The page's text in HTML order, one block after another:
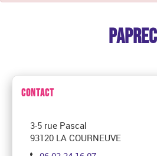
PAPREC
CONTACT
3-5 rue Pascal
93120 LA COURNEUVE